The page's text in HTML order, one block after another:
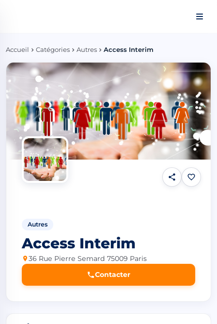
Accueil Catégories Autres Access Interim
Autres
Access Interim
36 Rue Pierre Semard 75009 Paris
Contacter